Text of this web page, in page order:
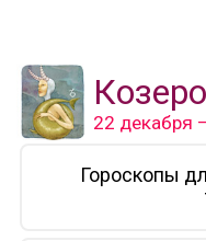
22 декабря
Гороскопы